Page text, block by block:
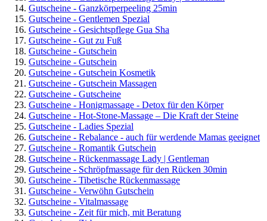
Gutscheine - Ganzkörperpeeling 25min
Gutscheine - Gentlemen Spezial
Gutscheine - Gesichtspflege Gua Sha
Gutscheine - Gut zu Fuß
Gutscheine - Gutschein
Gutscheine - Gutschein
Gutscheine - Gutschein Kosmetik
Gutscheine - Gutschein Massagen
Gutscheine - Gutscheine
Gutscheine - Honigmassage - Detox für den Körper
Gutscheine - Hot-Stone-Massage – Die Kraft der Steine
Gutscheine - Ladies Spezial
Gutscheine - Rebalance - auch für werdende Mamas geeignet
Gutscheine - Romantik Gutschein
Gutscheine - Rückenmassage Lady | Gentleman
Gutscheine - Schröpfmassage für den Rücken 30min
Gutscheine - Tibetische Rückenmassage
Gutscheine - Verwöhn Gutschein
Gutscheine - Vitalmassage
Gutscheine - Zeit für mich, mit Beratung